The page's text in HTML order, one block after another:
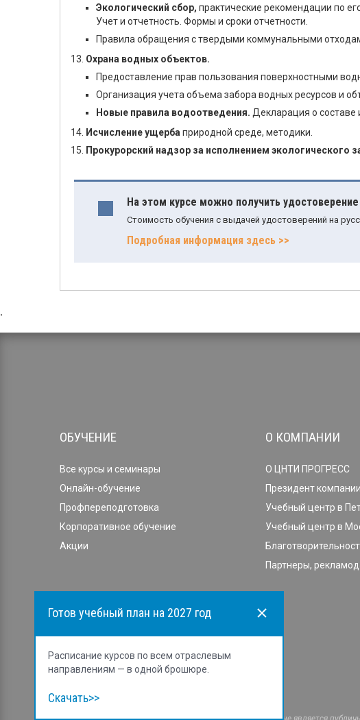
Готов учебный план на 2027 год
Расписание курсов по всем отраслевым
направлениям — в одной брошюре.
Скачать>>
Экологический сбор, практические рекомендации по
Учет и отчетность. Формы и сроки отчетности.
Правила обращения с твердыми коммунальными
Охрана водных объектов.
Предоставление прав пользования поверхностными
Организация учета объема забора водных ресурсов и
Новые правила водоотведения. Декларация о составе
Исчисление ущерба природной среде, методики.
Прокурорский надзор за исполнением экологического
На этом курсе можно получить
Стоимость обучения с выдачей удостоверений на
Подробная информация здесь >>
ОБУЧЕНИЕ
Все курсы и семинары
Онлайн-обучение
Профпереподготовка
Корпоративное обучение
Акции
О КОМПАНИИ
О ЦНТИ ПРОГРЕСС
Президент компании
Учебный центр в
Учебный центр в
Партнеры,